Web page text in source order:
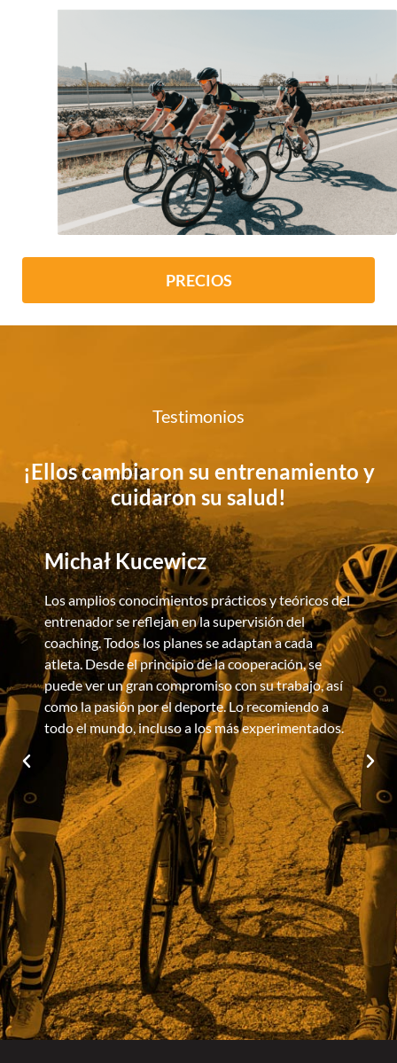
PRECIOS
Testimonios
¡Ellos cambiaron su entrenamiento y
cuidaron su salud!
Michał Kucewicz
Los amplios conocimientos prácticos y teóricos del
entrenador se reflejan en la supervisión del
coaching. Todos los planes se adaptan a cada
atleta. Desde el principio de la cooperación, se
puede ver un gran compromiso con su trabajo, así
como la pasión por el deporte. Lo recomiendo a
todo el mundo, incluso a los más experimentados.